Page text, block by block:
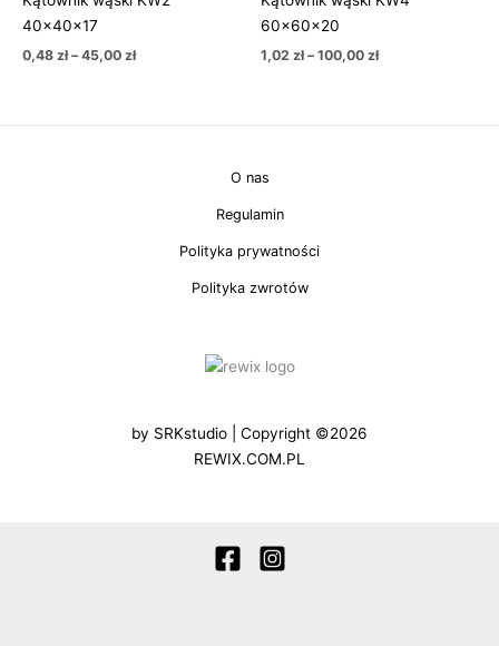
40x40x17
0,48 zł – 45,00 zł
0,48 zł
45,00 zł
60x60x20
1,02 zł – 100,00 zł
1,02 zł
100,00 zł
O nas
Regulamin
Polityka prywatności
Polityka zwrotów
by SRKstudio | Copyright ©2026
REWIX.COM.PL